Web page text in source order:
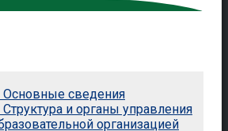
Основные сведения
Структура и органы управления
организацией